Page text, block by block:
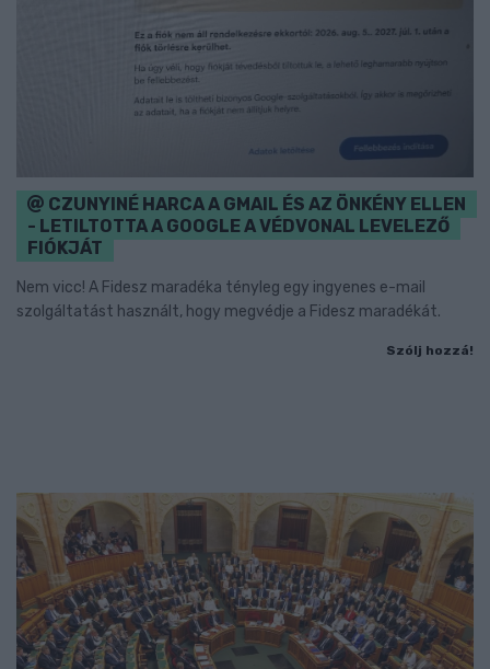
CZUNYINÉ HARCA A GMAIL ÉS AZ ÖNKÉNY ELLEN
- LETILTOTTA A GOOGLE A VÉDVONAL LEVELEZŐ
FIÓKJÁT
Nem vicc! A Fidesz maradéka tényleg egy ingyenes e-mail
szolgáltatást használt, hogy megvédje a Fidesz maradékát.
Szólj hozzá!